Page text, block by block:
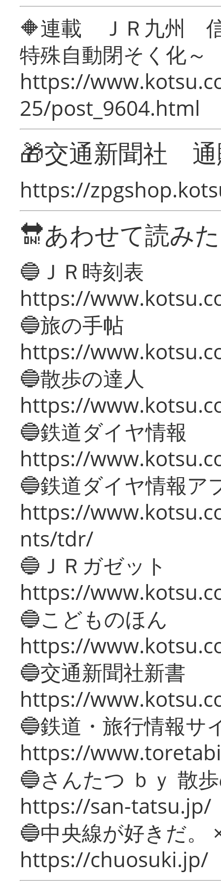
🔶連載 ＪＲ九州 信
特殊自動閉そく化～
https://
25/post_9604.html
🎁交通新聞社
https://
🔛あわせて読み
🔵ＪＲ時刻表
https://
🔵旅の手帖
https://
🔵散歩の達人
https://
🔵鉄道ダイヤ情報
https://
🔵鉄道ダイヤ情報ア
https://
nts/tdr/
🔵ＪＲガゼット
https://
🔵こどものほん
https://
🔵交通新聞社新書
https://
🔵鉄道・旅行情報サ
https://
🔵さんたつ ｂｙ 散
https://san-tatsu.jp/
🔵中央線が好きだ。
https://chuosuki.jp/